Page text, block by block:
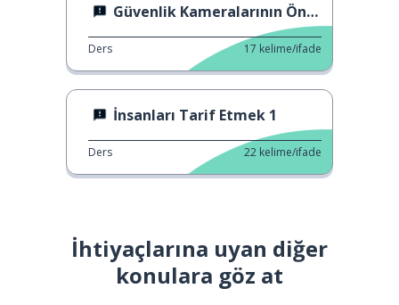
Güvenlik Kameralarının Önemi
Ders 17 kelime/ifade
İnsanları Tarif Etmek 1
Ders 22 kelime/ifade
İhtiyaçlarına uyan diğer
konulara göz at